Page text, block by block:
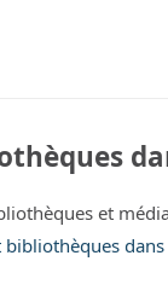
et
dans